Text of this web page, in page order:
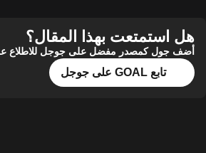
هل استمتعت بهذا المقال؟
أضف جول كمصدر مفضل على جوجل للاطلاع على
تابع GOAL على جوجل